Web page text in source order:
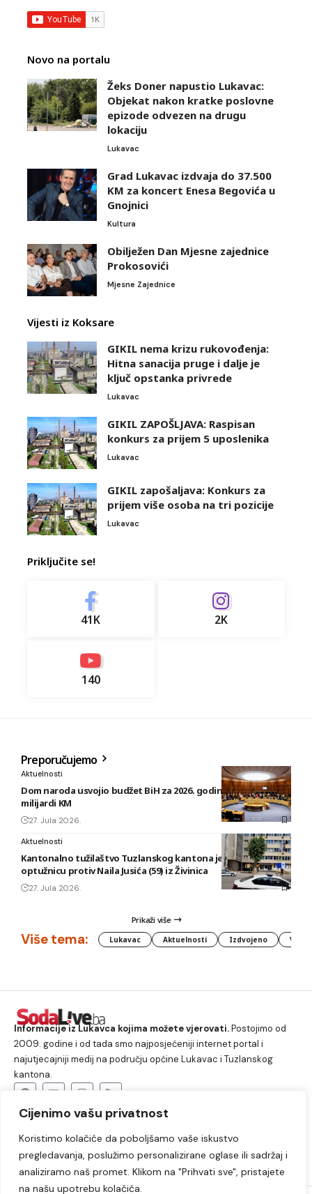
Cijenimo vašu privatnost
Koristimo kolačiće da poboljšamo vaše iskustvo
pregledavanja, poslužimo personalizirane oglase ili sadržaj i
analiziramo naš promet. Klikom na "Prihvati sve", pristajete
na našu upotrebu kolačića.
Novo na portalu
Žeks Doner napustio Lukavac:
Objekat nakon kratke poslovne
epizode odvezen na drugu
lokaciju
Lukavac
Grad Lukavac izdvaja do 37.500
KM za koncert Enesa Begovića u
Gnojnici
Kultura
Obilježen Dan Mjesne zajednice
Prokosovići
Mjesne Zajednice
Vijesti iz Koksare
GIKIL nema krizu rukovođenja:
Hitna sanacija pruge i dalje je
ključ opstanka privrede
Lukavac
GIKIL ZAPOŠLJAVA: Raspisan
konkurs za prijem 5 uposlenika
Lukavac
GIKIL zapošaljava: Konkurs za
prijem više osoba na tri pozicije
Lukavac
Priključite se!
41K 2K
140
Preporučujemo
Aktuelnosti
Dom naroda usvojio budžet BiH za 2026. godinu vrijedan 1,58
milijardi KM
27. Jula 2026.
Aktuelnosti
Kantonalno tužilaštvo Tuzlanskog kantona je podiglo
optužnicu protiv Naila Jusića (59) iz Živinica
27. Jula 2026.
Prikaži više
Više tema: Lukavac Aktuelnosti Izdvojeno
Informacije iz Lukavca kojima možete vjerovati.Postojimo od
2009. godine i od tada smo najposjećeniji internet portal i
najutjecajniji medij na području općine Lukavac i Tuzlanskog
kantona.
Lukavac Društvo Crna hronika
Sport
Kultura
Kolumne Slobodno vrijeme